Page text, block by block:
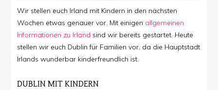
Wir stellen euch Irland mit Kindern in den nächsten
Wochen etwas genauer vor. Mit einigen allgemeinen
Informationen zu Irland sind wir bereits gestartet. Heute
stellen wir euch Dublin für Familien vor, da die Hauptstadt
Irlands wunderbar kinderfreundlich ist.
DUBLIN MIT KINDERN